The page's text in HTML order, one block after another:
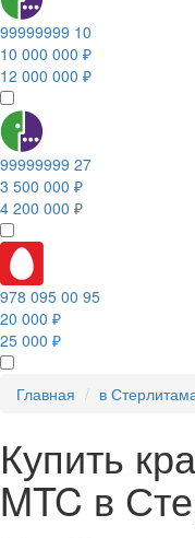
99999999 10
10 000 000 ₽
12 000 000 ₽
99999999 27
3 500 000 ₽
4 200 000 ₽
978 095 00 95
20 000 ₽
25 000 ₽
Главная в
Купить
MTC в